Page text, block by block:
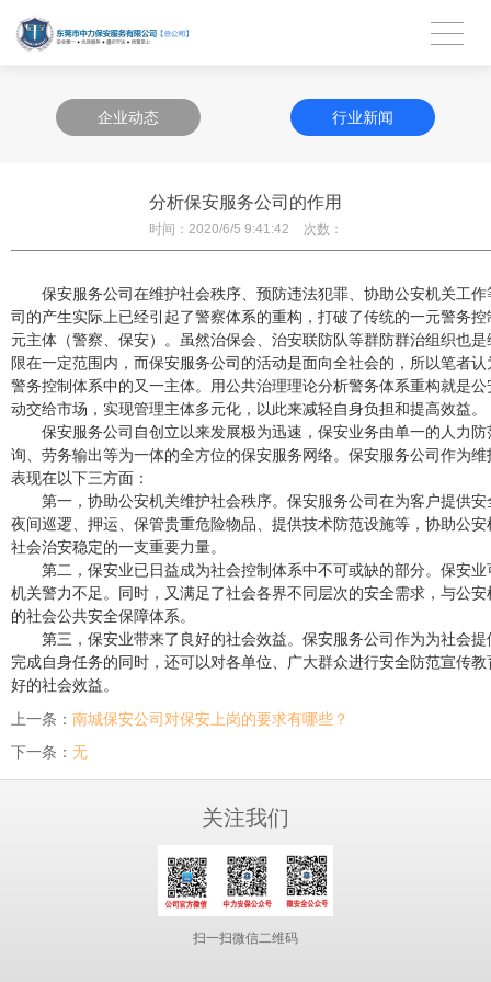
企业动态 行业新闻
分析保安服务公司的作用
时间： 2020/6/5 9:41:42 次数：
保安服务公司在维护社会秩序、预防违法犯罪、协助公安机关工
司的产生实际上已经引起了警察体系的重构，打破了传统的一元警务
元主体（警察、保安）。虽然治保会、治安联防队等群防群治组织也
限在一定范围内，而保安服务公司的活动是面向全社会的，所以笔者
警务控制体系中的又一主体。用公共治理理论分析警务体系重构就是
动交给市场，实现管理主体多元化，以此来减轻自身负担和提高效益。
保安服务公司自创立以来发展极为迅速，保安业务由单一的人力
询、劳务输出等为一体的全方位的保安服务网络。保安服务公司作为
表现在以下三方面：
第一，协助公安机关维护社会秩序。保安服务公司在为客户提供
夜间巡逻、押运、保管贵重危险物品、提供技术防范设施等，协助公
社会治安稳定的一支重要力量。
第二，保安业已日益成为社会控制体系中不可或缺的部分。保安
机关警力不足。同时，又满足了社会各界不同层次的安全需求，与公
的社会公共安全保障体系。
第三，保安业带来了良好的社会效益。保安服务公司作为为社会
完成自身任务的同时，还可以对各单位、广大群众进行安全防范宣传
好的社会效益。
上一条： 南城保安公司对保安上岗的要求有哪些？
下一条： 无
关注我们
扫一扫微信二维码